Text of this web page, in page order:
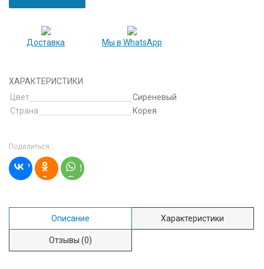
Доставка Мы в WhatsApp
ХАРАКТЕРИСТИКИ
Цвет
Сиреневый
Страна
Корея
Поделиться
Описание Характеристики
Отзывы (0)